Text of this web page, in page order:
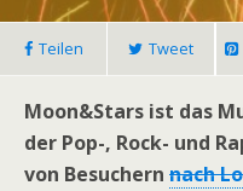
Teilen Tweet
Moon&Stars ist das
der Pop-, Rock- und
von Besuchern nach